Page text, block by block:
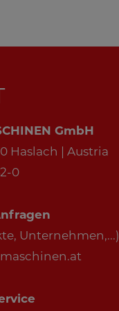
GmbH
Haslach | Austria
0